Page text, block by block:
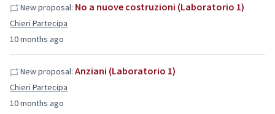
10 months ago
New proposal: No a nuove costruzioni (Laboratorio 1)
Chieri Partecipa
10 months ago
New proposal: Anziani (Laboratorio 1)
Chieri Partecipa